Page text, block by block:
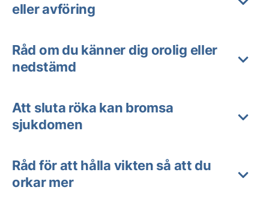
eller avföring
Råd om du känner dig orolig eller
nedstämd
Att sluta röka kan bromsa
sjukdomen
Råd för att hålla vikten så att du
orkar mer